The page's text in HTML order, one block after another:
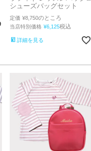
シューズバッグセット
定価 ¥8,750のところ
当店特別価格 ¥6,125税込
詳細を見る